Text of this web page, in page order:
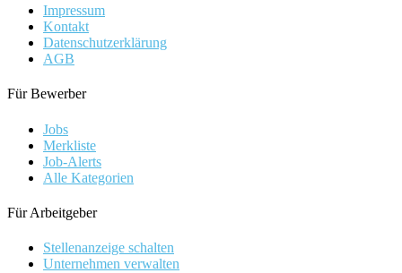
Impressum
Kontakt
Datenschutzerklärung
AGB
Für Bewerber
Jobs
Merkliste
Job-Alerts
Alle Kategorien
Für Arbeitgeber
Stellenanzeige schalten
Unternehmen verwalten